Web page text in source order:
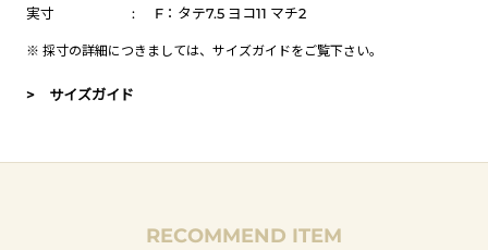
実寸
: F：タテ7.5 ヨコ11 マチ2
※ 採寸の詳細につきましては、 サイズガイドをご覧下さい。
> サイズガイド
RECOMMEND ITEM